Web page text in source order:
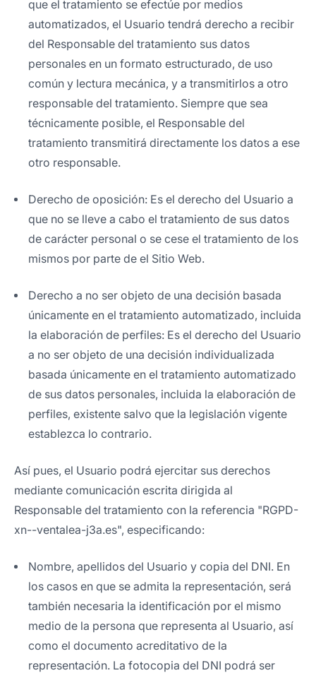
que el tratamiento se efectúe por medios
automatizados, el Usuario tendrá derecho a recibir
del Responsable del tratamiento sus datos
personales en un formato estructurado, de uso
común y lectura mecánica, y a transmitirlos a otro
responsable del tratamiento. Siempre que sea
técnicamente posible, el Responsable del
tratamiento transmitirá directamente los datos a ese
otro responsable.
Derecho de oposición: Es el derecho del Usuario a
que no se lleve a cabo el tratamiento de sus datos
de carácter personal o se cese el tratamiento de los
mismos por parte de el Sitio Web.
Derecho a no ser objeto de una decisión basada
únicamente en el tratamiento automatizado, incluida
la elaboración de perfiles: Es el derecho del Usuario
a no ser objeto de una decisión individualizada
basada únicamente en el tratamiento automatizado
de sus datos personales, incluida la elaboración de
perfiles, existente salvo que la legislación vigente
establezca lo contrario.
Así pues, el Usuario podrá ejercitar sus derechos
mediante comunicación escrita dirigida al
Responsable del tratamiento con la referencia "RGPD-
xn--ventalea-j3a.es", especificando:
Nombre, apellidos del Usuario y copia del DNI. En
los casos en que se admita la representación, será
también necesaria la identificación por el mismo
medio de la persona que representa al Usuario, así
como el documento acreditativo de la
representación. La fotocopia del DNI podrá ser